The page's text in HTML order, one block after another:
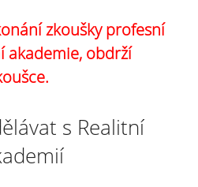
zkoušky profesní
akademie, obdrží
s Realitní